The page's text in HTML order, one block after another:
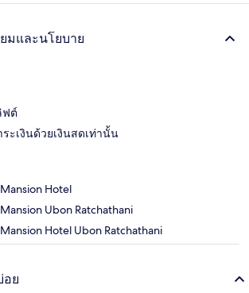
มและนโยบาย
ฟต์
ะเงินด้วยเงินสดเท่านั้น
Hotel
Ubon Ratchathani
Hotel Ubon Ratchathani
ย